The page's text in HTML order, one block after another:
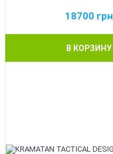
18700 грн
В КОРЗИНУ